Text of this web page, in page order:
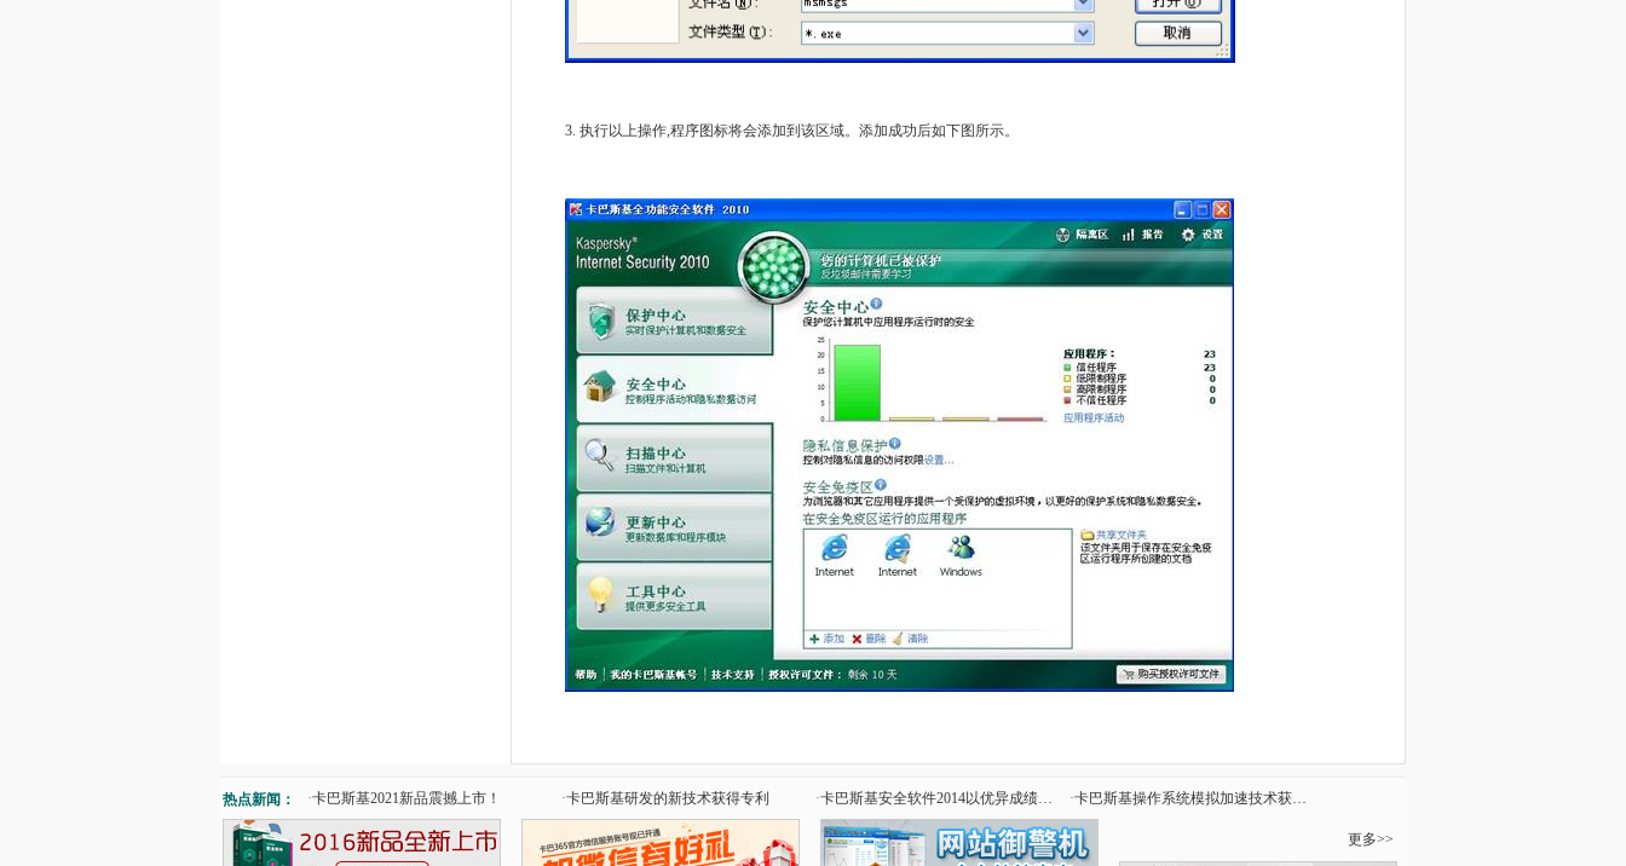
3. 执行以上操作,程序图标将会添加到该区域。添加成功后如下图所示。
热点新闻： ·卡巴斯基2021新品震撼上市！ ·卡巴斯基研发的新技术获得专利 ·卡巴斯基安全软件2014以优异成绩通过权威测试 ·卡巴斯基操作系统模拟加速技术获专利
更多>>